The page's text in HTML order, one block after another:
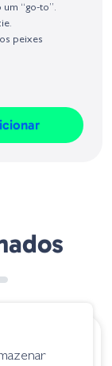
Regulamento
um “go-to”.
peixes